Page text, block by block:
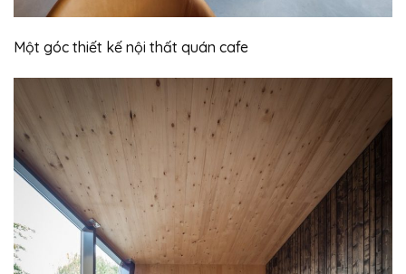
Một góc thiết kế nội thất quán cafe